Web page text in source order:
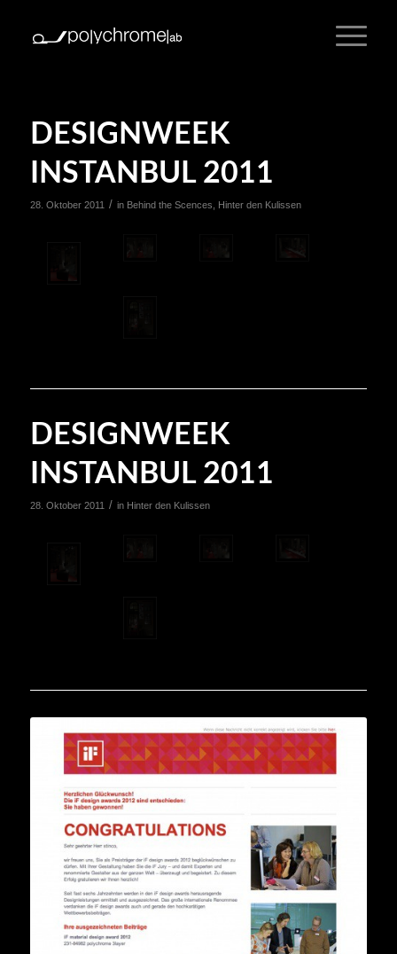
DESIGNWEEK
INSTANBUL 2011
28. Oktober 2011 / in Behind the Scences Hinter den Kulissen
DESIGNWEEK
INSTANBUL 2011
28. Oktober 2011 / in Hinter den Kulissen